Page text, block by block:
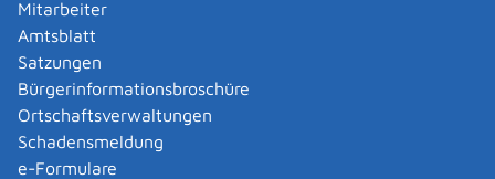
Mitarbeiter
Amtsblatt
Satzungen
Bürgerinformationsbroschüre
Ortschaftsverwaltungen
Schadensmeldung
e-Formulare
Externe Organisationseinheit
Freiwillige Selbstkontrolle der
Filmwirtschaft GmbH
Allgemeine Informationen